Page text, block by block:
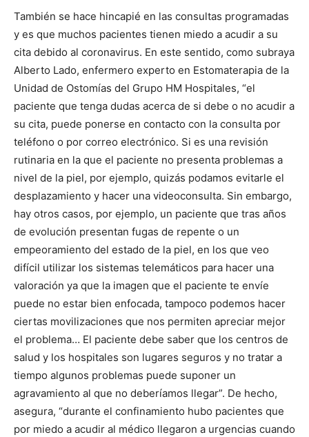
También se hace hincapié en las consultas programadas
y es que muchos pacientes tienen miedo a acudir a su
cita debido al coronavirus. En este sentido, como subraya
Alberto Lado, enfermero experto en Estomaterapia de la
Unidad de Ostomías del Grupo HM Hospitales, “el
paciente que tenga dudas acerca de si debe o no acudir a
su cita, puede ponerse en contacto con la consulta por
teléfono o por correo electrónico. Si es una revisión
rutinaria en la que el paciente no presenta problemas a
nivel de la piel, por ejemplo, quizás podamos evitarle el
desplazamiento y hacer una videoconsulta. Sin embargo,
hay otros casos, por ejemplo, un paciente que tras años
de evolución presentan fugas de repente o un
empeoramiento del estado de la piel, en los que veo
difícil utilizar los sistemas telemáticos para hacer una
valoración ya que la imagen que el paciente te envíe
puede no estar bien enfocada, tampoco podemos hacer
ciertas movilizaciones que nos permiten apreciar mejor
el problema… El paciente debe saber que los centros de
salud y los hospitales son lugares seguros y no tratar a
tiempo algunos problemas puede suponer un
agravamiento al que no deberíamos llegar”. De hecho,
asegura, “durante el confinamiento hubo pacientes que
por miedo a acudir al médico llegaron a urgencias cuando